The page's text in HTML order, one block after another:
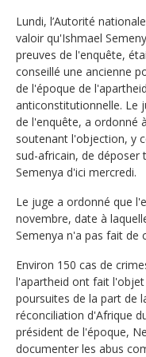
Lundi, l’Autorité
valoir qu'Ishmael
preuves de l'enquête,
conseillé une ancienne
de l'époque de
anticonstitutionnelle. Le
de l'enquête, a ordonné
soutenant l'objection, y
sud-africain, de
Semenya d'ici mercredi.
Le juge a ordonné que
novembre, date à
Semenya n'a pas fait de
Environ 150 cas de
l'apartheid ont fait
poursuites de la part de
réconciliation d'Afrique
président de l'époque,
documenter les abus